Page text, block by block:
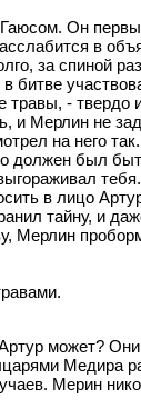
Он
в
за спиной
битве
травы, - твердо
и Мерлин не
на него
должен был
в лицо
тайну, и
Мерлин
может?
Медира
Мерин